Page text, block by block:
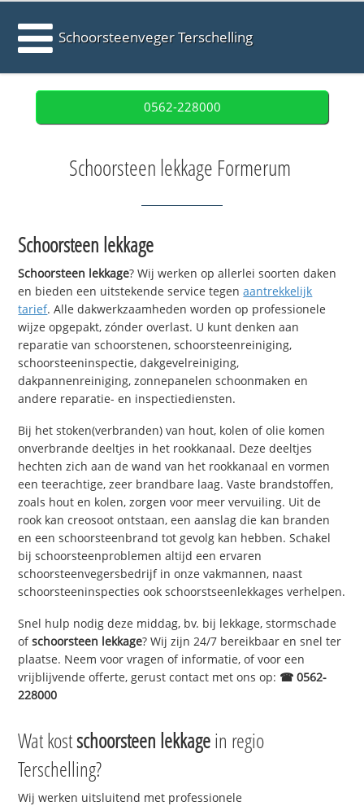
Schoorsteenveger Terschelling
0562-228000
Schoorsteen lekkage Formerum
Schoorsteen lekkage
Schoorsteen lekkage? Wij werken op allerlei soorten daken
en bieden een uitstekende service tegenaantrekkelijk
tarief. Alle dakwerkzaamheden worden op professionele
wijze opgepakt, zónder overlast. U kunt denken aan
reparatie van schoorstenen, schoorsteenreiniging,
schoorsteeninspectie, dakgevelreiniging,
dakpannenreiniging, zonnepanelen schoonmaken en
andere reparatie- en inspectiediensten.
Bij het stoken(verbranden) van hout, kolen of olie komen
onverbrande deeltjes in het rookkanaal. Deze deeltjes
hechten zich aan de wand van het rookkanaal en vormen
een teerachtige, zeer brandbare laag. Vaste brandstoffen,
zoals hout en kolen, zorgen voor meer vervuiling. Uit de
rook kan creosoot ontstaan, een aanslag die kan branden
en een schoorsteenbrand tot gevolg kan hebben. Schakel
bij schoorsteenproblemen altijd een ervaren
schoorsteenvegersbedrijf in onze vakmannen, naast
schoorsteeninspecties ook schoorstseenlekkages verhelpen.
Snel hulp nodig deze middag, bv. bij lekkage, stormschade
ofschoorsteen lekkage? Wij zijn 24/7 bereikbaar en snel ter
plaatse. Neem voor vragen of informatie, of voor een
vrijblijvende offerte, gerust contact met ons op: ☎ 0562-
228000
Wat kostschoorsteen lekkagein regio
Terschelling?
Wij werken uitsluitend met professionele